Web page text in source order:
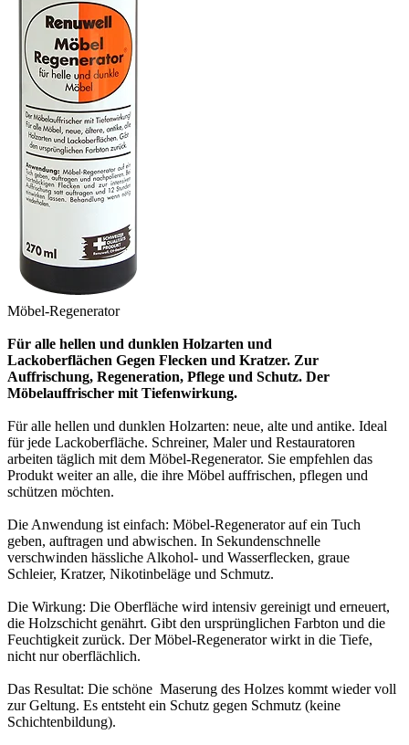
Möbel-Regenerator
Für alle hellen und dunklen Holzarten und
Lackoberflächen Gegen Flecken und Kratzer. Zur
Auffrischung, Regeneration, Pflege und Schutz. Der
Möbelauffrischer mit Tiefenwirkung.
Für alle hellen und dunklen Holzarten: neue, alte und antike. Ideal
für jede Lackoberfläche. Schreiner, Maler und Restauratoren
arbeiten täglich mit dem Möbel-Regenerator. Sie empfehlen das
Produkt weiter an alle, die ihre Möbel auffrischen, pflegen und
schützen möchten.
Die Anwendung ist einfach: Möbel-Regenerator auf ein Tuch
geben, auftragen und abwischen. In Sekundenschnelle
verschwinden hässliche Alkohol- und Wasserflecken, graue
Schleier, Kratzer, Nikotinbeläge und Schmutz.
Die Wirkung: Die Oberfläche wird intensiv gereinigt und erneuert,
die Holzschicht genährt. Gibt den ursprünglichen Farbton und die
Feuchtigkeit zurück. Der Möbel-Regenerator wirkt in die Tiefe,
nicht nur oberflächlich.
Das Resultat: Die schöne Maserung des Holzes kommt wieder voll
zur Geltung. Es entsteht ein Schutz gegen Schmutz (keine
Schichtenbildung).